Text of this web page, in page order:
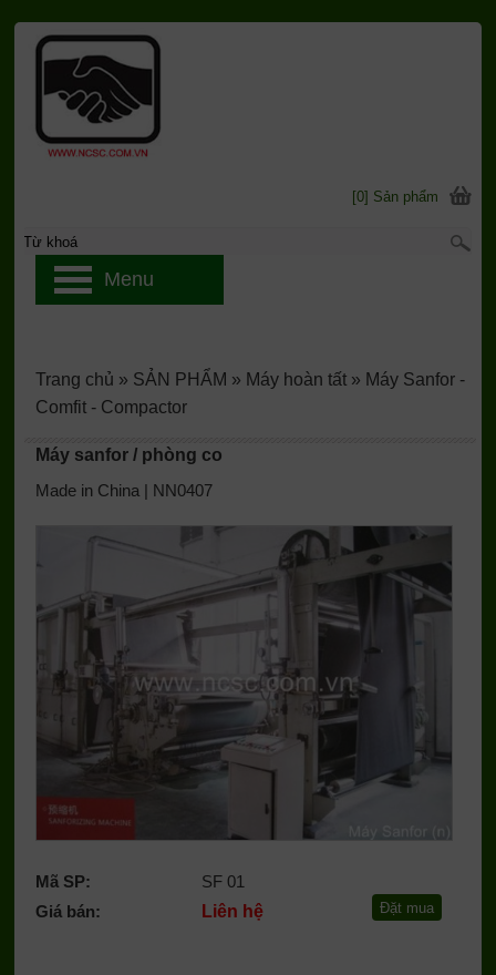
Máy sanfor / phòng co
Made in China | NN0407
Mã SP:
SF 01
Giá bán:
Liên hệ
Trang chủ » SẢN PHẨM » Máy hoàn tất » Máy Sanfor -
Comfit - Compactor
[0] Sản phẩm
Menu